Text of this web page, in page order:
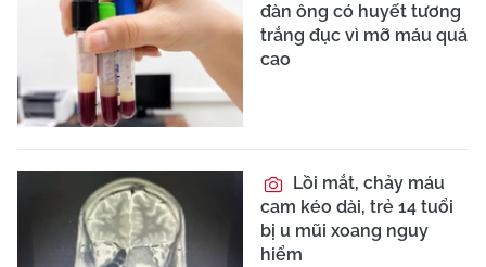
đàn ông có huyết tương
trắng đục vì mỡ máu quá
cao
Lồi mắt, chảy máu
cam kéo dài, trẻ 14 tuổi
bị u mũi xoang nguy
hiểm